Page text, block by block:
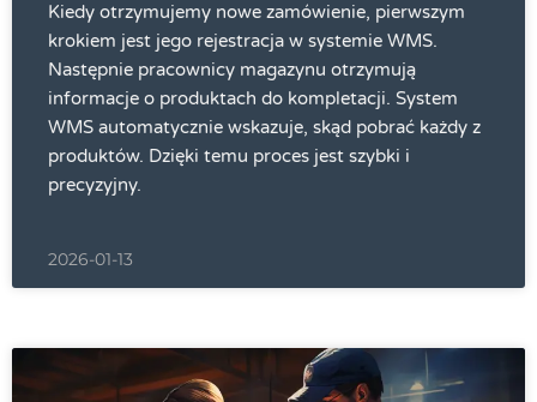
Kiedy otrzymujemy nowe zamówienie, pierwszym
krokiem jest jego rejestracja w systemie WMS.
Następnie pracownicy magazynu otrzymują
informacje o produktach do kompletacji. System
WMS automatycznie wskazuje, skąd pobrać każdy z
produktów. Dzięki temu proces jest szybki i
precyzyjny.
2026-01-13